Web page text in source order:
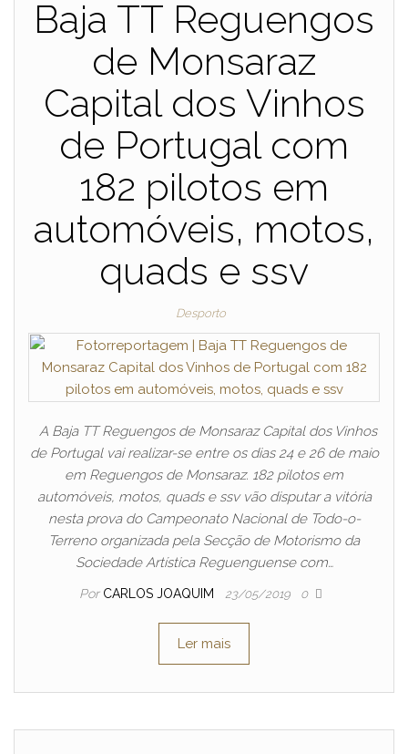
Baja TT Reguengos
de Monsaraz
Capital dos Vinhos
de Portugal com
182 pilotos em
automóveis, motos,
quads e ssv
Desporto
A Baja TT Reguengos de Monsaraz Capital dos Vinhos
de Portugal vai realizar-se entre os dias 24 e 26 de maio
em Reguengos de Monsaraz. 182 pilotos em
automóveis, motos, quads e ssv vão disputar a vitória
nesta prova do Campeonato Nacional de Todo-o-
Terreno organizada pela Secção de Motorismo da
Sociedade Artística Reguenguense com…
Por CARLOS JOAQUIM 23/05/2019 0
Ler mais